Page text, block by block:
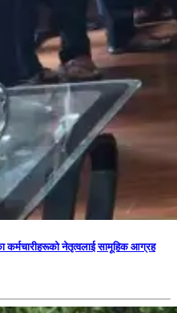
कर्मचारीहरूको नेतृत्वलाई सामूहिक आग्रह